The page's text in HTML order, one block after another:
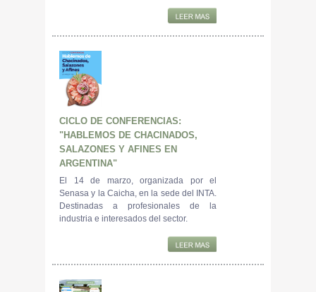
CICLO DE CONFERENCIAS:
"HABLEMOS DE CHACINADOS,
SALAZONES Y AFINES EN
ARGENTINA"
El 14 de marzo, organizada por el
Senasa y la Caicha, en la sede del INTA.
Destinadas a profesionales de la
industria e interesados del sector.